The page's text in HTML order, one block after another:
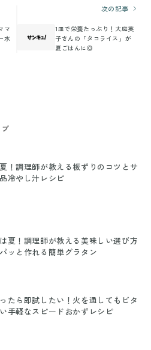
マ
水
次の記事
1皿で栄養たっぷり！大庭英
子さんの「タコライス」が
夏ごはんに◎
！調理師が教える板ずりのコツとサ
冷やし汁レシピ
夏！調理師が教える美味しい選び方
ッと作れる簡単グラタン
たら即試したい！火を通してもビタ
手軽なスピードおかずレシピ